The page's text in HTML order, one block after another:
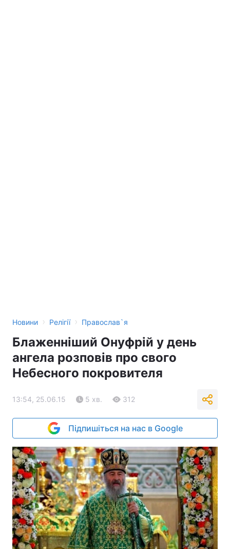
Новини › Релігії › Православ`я
Блаженніший Онуфрій у день
ангела розповів про свого
Небесного покровителя
13:54, 25.06.15 5 хв. 312
Підпишіться на нас в Google